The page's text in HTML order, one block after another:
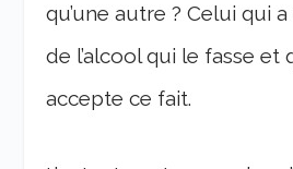
qu’une autre ? Celui qui
de l’alcool qui le fasse et
accepte ce fait.